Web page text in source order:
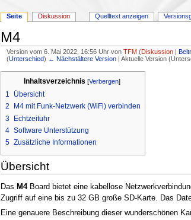
M4
Version vom 6. Mai 2022, 16:56 Uhr vonTFM (Diskussion |
(Unterschied) ← Nächstältere Version | Aktuelle Version
Inhaltsverzeichnis [Verbergen]
1
Übersicht
2
M4 mit Funk-Netzwerk (WiFi) verbinden
3 Echtzeituhr
4 Software Unterstützung
5 Zusätzliche Informationen
Übersicht
Das M4Board bietet eine kabellose
Zugriff auf eine bis zu 32 GB große SD-Karte. Das
Eine genauere Beschreibung dieser wunderschönen
Seite Diskussion Quelltext anzeigen